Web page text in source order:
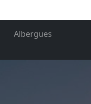
Albergues